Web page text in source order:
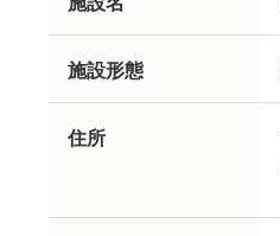
施設形態
住所